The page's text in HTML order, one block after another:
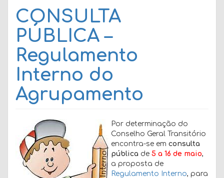
CONSULTA
PÚBLICA –
Regulamento
Interno do
Agrupamento
Por determinação do
Conselho Geral Transitório
encontra-se em consulta
pública de 5 a 16 de maio,
a proposta de
Regulamento Interno, para